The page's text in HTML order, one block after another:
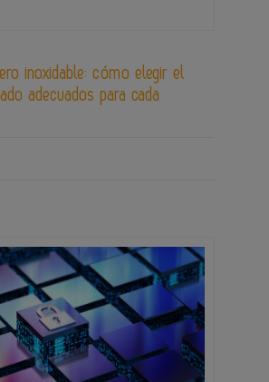
inoxidable: cómo elegir el
adecuados para cada